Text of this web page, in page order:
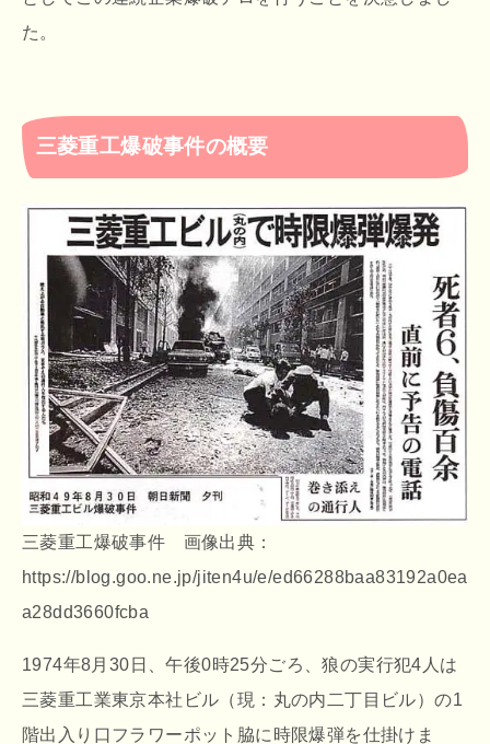
た。
三菱重工爆破事件の概要
三菱重工爆破事件 画像出典：
https://blog.goo.ne.jp/jiten4u/e/ed66288baa83192a0ea
a28dd3660fcba
1974年8月30日、午後0時25分ごろ、狼の実行犯4人は
三菱重工業東京本社ビル（現：丸の内二丁目ビル）の1
階出入り口フラワーポット脇に時限爆弾を仕掛けま